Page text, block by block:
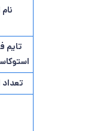
تایم
تعداد